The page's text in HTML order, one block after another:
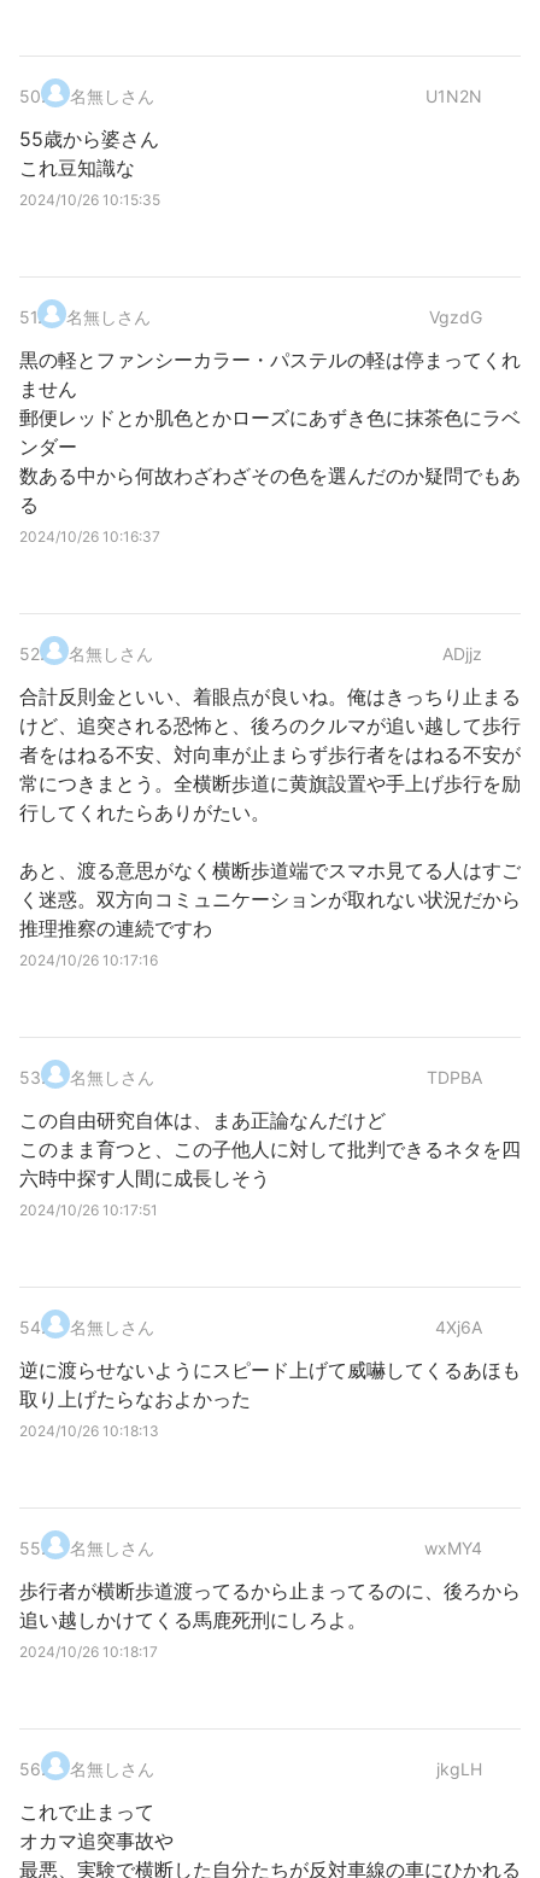
50. 名無しさん U1N2N
55歳から婆さん
これ豆知識な
2024/10/26 10:15:35
51. 名無しさん VgzdG
黒の軽とファンシーカラー・パステルの軽は停まってくれ
ません
郵便レッドとか肌色とかローズにあずき色に抹茶色にラベ
ンダー
数ある中から何故わざわざその色を選んだのか疑問でもあ
る
2024/10/26 10:16:37
52. 名無しさん ADjjz
合計反則金といい、着眼点が良いね。俺はきっちり止まる
けど、追突される恐怖と、後ろのクルマが追い越して歩行
者をはねる不安、対向車が止まらず歩行者をはねる不安が
常につきまとう。全横断歩道に黄旗設置や手上げ歩行を励
行してくれたらありがたい。
あと、渡る意思がなく横断歩道端でスマホ見てる人はすご
く迷惑。双方向コミュニケーションが取れない状況だから
推理推察の連続ですわ
2024/10/26 10:17:16
53. 名無しさん TDPBA
この自由研究自体は、まあ正論なんだけど
このまま育つと、この子他人に対して批判できるネタを四
六時中探す人間に成長しそう
2024/10/26 10:17:51
54. 名無しさん 4Xj6A
逆に渡らせないようにスピード上げて威嚇してくるあほも
取り上げたらなおよかった
2024/10/26 10:18:13
55. 名無しさん wxMY4
歩行者が横断歩道渡ってるから止まってるのに、後ろから
追い越しかけてくる馬鹿死刑にしろよ。
2024/10/26 10:18:17
56. 名無しさん jkgLH
これで止まって
オカマ追突事故や
最悪、実験で横断した自分たちが反対車線の車にひかれる